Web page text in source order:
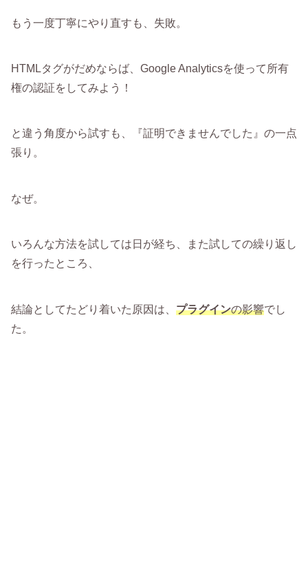
もう一度丁寧にやり直すも、失敗。
HTMLタグがだめならば、Google Analyticsを使って所有
権の認証をしてみよう！
と違う角度から試すも、『証明できませんでした』の一点
張り。
なぜ。
いろんな方法を試しては日が経ち、また試しての繰り返し
を行ったところ、
結論としてたどり着いた原因は、 プラグインの影響でし
た。